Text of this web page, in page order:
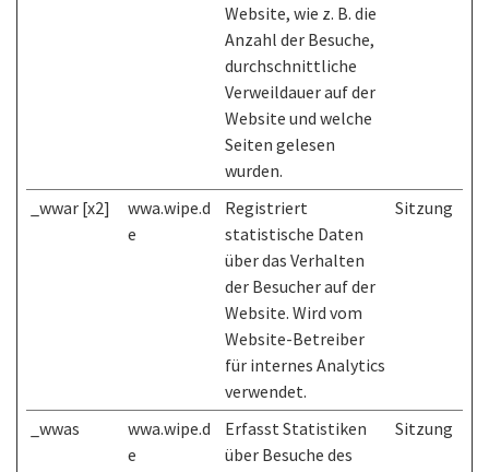
Website, wie z. B. die
Anzahl der Besuche,
durchschnittliche
Verweildauer auf der
Website und welche
Seiten gelesen
wurden.
_wwar [x2]
wwa.wipe.d
e
Registriert
statistische Daten
über das Verhalten
der Besucher auf der
Website. Wird vom
Website-Betreiber
für internes Analytics
verwendet.
Sitzung
_wwas
wwa.wipe.d
e
Erfasst Statistiken
über Besuche des
Sitzung